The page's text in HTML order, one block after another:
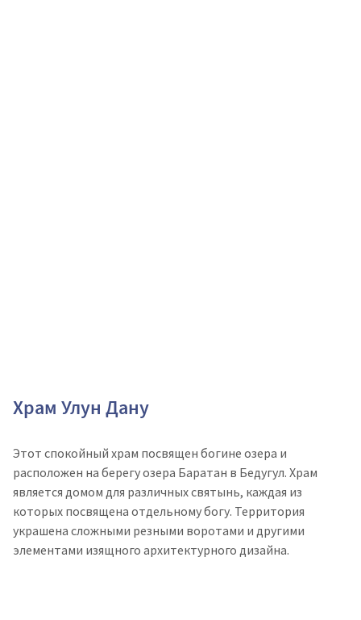
Храм Улун Дану
Этот спокойный храм посвящен богине озера и
расположен на берегу озера Баратан в Бедугул. Храм
является домом для различных святынь, каждая из
которых посвящена отдельному богу. Территория
украшена сложными резными воротами и другими
элементами изящного архитектурного дизайна.